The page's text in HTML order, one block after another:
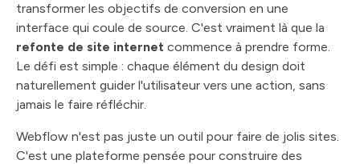
transformer les objectifs de conversion en une
interface qui coule de source. C'est vraiment là que la
refonte de site internet commence à prendre forme.
Le défi est simple : chaque élément du design doit
naturellement guider l'utilisateur vers une action, sans
jamais le faire réfléchir.
Webflow n'est pas juste un outil pour faire de jolis sites.
C'est une plateforme pensée pour construire des